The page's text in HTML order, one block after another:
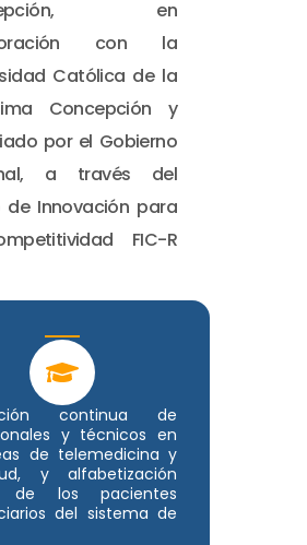
continua de
y técnicos en
de telemedicina y
y alfabetización
de los pacientes
del sistema de
en
con la
Católica de la
Concepción y
por el Gobierno
a través del
de Innovación para
FIC-R